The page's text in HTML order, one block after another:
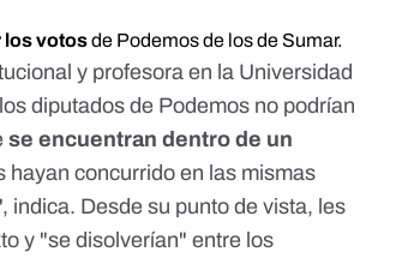
los votosde Podemos de los de Sumar.
y profesora en la Universidad
diputados de Podemos no podrían
se encuentran dentro de un
hayan concurrido en las mismas
indica. Desde su punto de vista, les
y "se disolverían" entre los